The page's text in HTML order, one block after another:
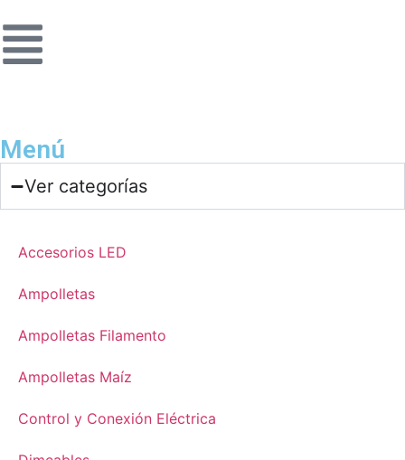
Menú
Ver categorías
Accesorios LED
Ampolletas
Ampolletas Filamento
Ampolletas Maíz
Control y Conexión Eléctrica